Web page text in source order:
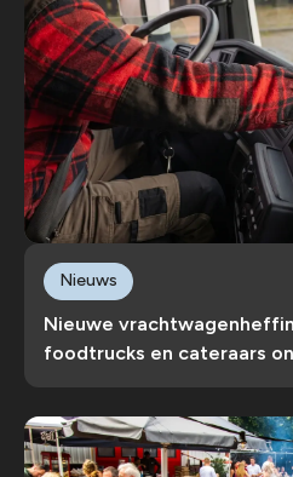
Nieuwe
foodtrucks en cateraars
Nieuws